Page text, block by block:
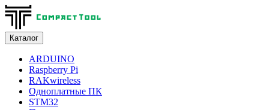
Каталог
ARDUINO
Raspberry Pi
RAKwireless
Одноплатные ПК
STM32